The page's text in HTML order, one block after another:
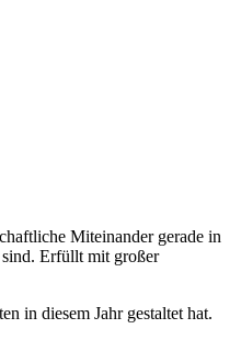
Miteinander gerade in
sind. Erfüllt mit großer
in diesem Jahr gestaltet hat.